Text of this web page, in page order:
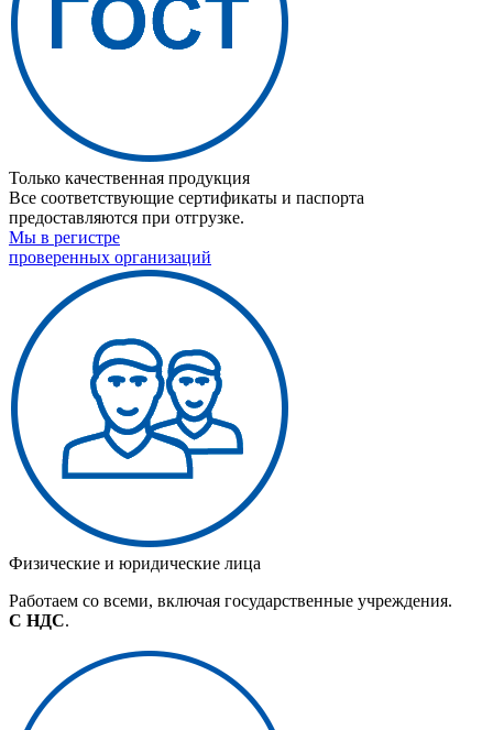
Только качественная продукция
Все соответствующие сертификаты и паспорта
предоставляются при отгрузке.
Мы в регистре
проверенных организаций
Физические и юридические лица
Работаем со всеми, включая государственные учреждения.
С НДС.